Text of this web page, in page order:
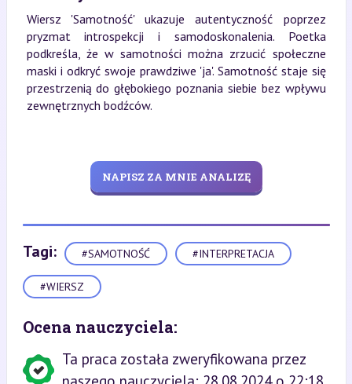
Wiersz 'Samotność' ukazuje autentyczność poprzez
pryzmat introspekcji i samodoskonalenia. Poetka
podkreśla, że w samotności można zrzucić społeczne
maski i odkryć swoje prawdziwe 'ja'. Samotność staje się
przestrzenią do głębokiego poznania siebie bez wpływu
zewnętrznych bodźców.
NAPISZ ZA MNIE ANALIZĘ
Tagi: #SAMOTNOŚĆ #INTERPRETACJA
#WIERSZ
Ocena nauczyciela:
Ta praca została zweryfikowana przez